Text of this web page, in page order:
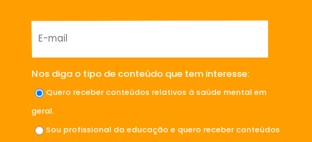
Nos diga o tipo de conteúdo que tem interesse:
Quero receber conteúdos relativos à saúde mental em
geral.
Sou profissional da educação e quero receber conteúdos